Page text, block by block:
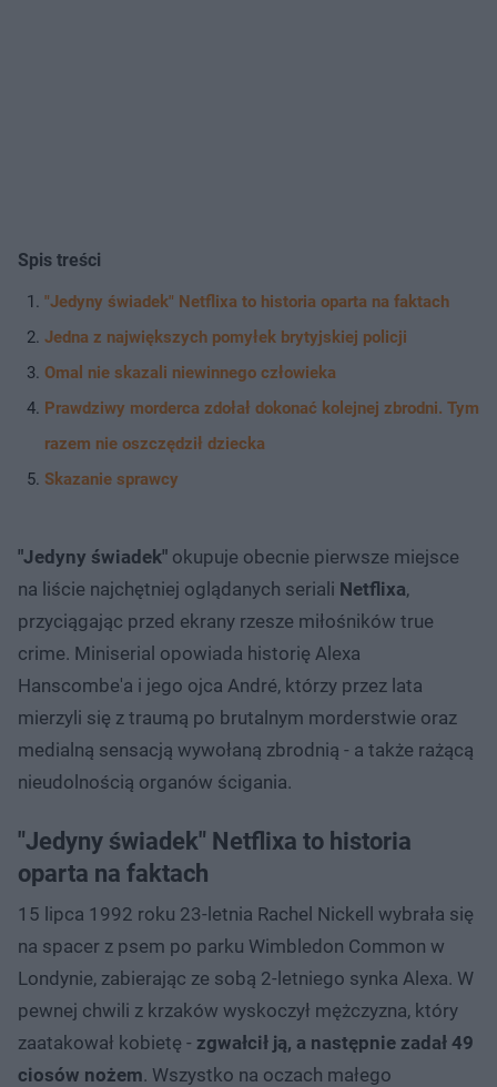
Spis treści
"Jedyny świadek" Netflixa to historia oparta na faktach
Jedna z największych pomyłek brytyjskiej policji
Omal nie skazali niewinnego człowieka
Prawdziwy morderca zdołał dokonać kolejnej zbrodni. Tym
razem nie oszczędził dziecka
Skazanie sprawcy
"Jedyny świadek" okupuje obecnie pierwsze miejsce
na liście najchętniej oglądanych seriali Netflixa,
przyciągając przed ekrany rzesze miłośników true
crime. Miniserial opowiada historię Alexa
Hanscombe'a i jego ojca André, którzy przez lata
mierzyli się z traumą po brutalnym morderstwie oraz
medialną sensacją wywołaną zbrodnią - a także rażącą
nieudolnością organów ścigania.
"Jedyny świadek" Netflixa to historia
oparta na faktach
15 lipca 1992 roku 23-letnia Rachel Nickell wybrała się
na spacer z psem po parku Wimbledon Common w
Londynie, zabierając ze sobą 2-letniego synka Alexa. W
pewnej chwili z krzaków wyskoczył mężczyzna, który
zaatakował kobietę - zgwałcił ją, a następnie zadał 49
ciosów nożem. Wszystko na oczach małego